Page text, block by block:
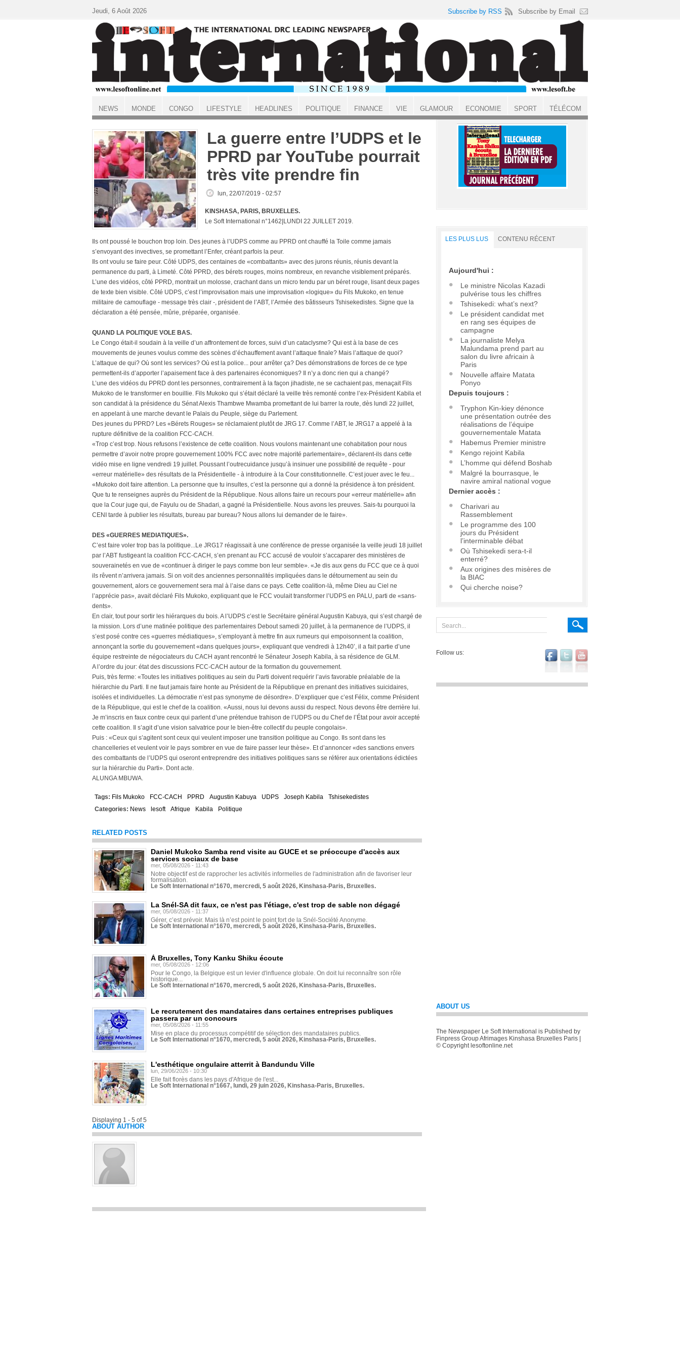
ACCUEIL
La guerre entre l’UDPS et le
PPRD par YouTube pourrait
très vite prendre fin
lun, 22/07/2019 - 02:57
KINSHASA, PARIS, BRUXELLES.
Le Soft International n°1462|LUNDI 22 JUILLET 2019.
Ils ont poussé le bouchon trop loin. Des jeunes à l’UDPS comme au PPRD ont chauffé la Toile comme jamais
s’envoyant des invectives, se promettant l’Enfer, créant parfois la peur.
Ils ont voulu se faire peur. Côté UDPS, des centaines de «combattants» avec des jurons réunis, réunis devant la
permanence du parti, à Limeté. Côté PPRD, des bérets rouges, moins nombreux, en revanche visiblement préparés.
L’une des vidéos, côté PPRD, montrait un molosse, crachant dans un micro tendu par un béret rouge, lisant deux pages
de texte bien visible. Côté UDPS, c’est l’improvisation mais une improvisation «logique» du Fils Mukoko, en tenue
militaire de camouflage - message très clair -, président de l’ABT, l’Armée des bâtisseurs Tshisekedistes. Signe que la
déclaration a été pensée, mûrie, préparée, organisée.
QUAND LA POLITIQUE VOLE BAS.
Le Congo était-il soudain à la veille d’un affrontement de forces, suivi d’un cataclysme? Qui est à la base de ces
mouvements de jeunes voulus comme des scènes d’échauffement avant l’attaque finale? Mais l’attaque de quoi?
L’attaque de qui? Où sont les services? Où est la police... pour arrêter ça? Des démonstrations de forces de ce type
permettent-ils d’apporter l’apaisement face à des partenaires économiques? Il n’y a donc rien qui a changé?
L’une des vidéos du PPRD dont les personnes, contrairement à la façon jihadiste, ne se cachaient pas, menaçait Fils
Mukoko de le transformer en bouillie. Fils Mukoko qui s’était déclaré la veille très remonté contre l’ex-Président Kabila et
son candidat à la présidence du Sénat Alexis Thambwe Mwamba promettant de lui barrer la route, dès lundi 22 juillet,
en appelant à une marche devant le Palais du Peuple, siège du Parlement.
Des jeunes du PPRD? Les «Bérets Rouges» se réclamaient plutôt de JRG 17. Comme l’ABT, le JRG17 a appelé à la
rupture définitive de la coalition FCC-CACH.
«Trop c’est trop. Nous refusons l’existence de cette coalition. Nous voulons maintenant une cohabitation pour nous
permettre d’avoir notre propre gouvernement 100% FCC avec notre majorité parlementaire», déclarent-ils dans cette
vidéo mise en ligne vendredi 19 juillet. Poussant l’outrecuidance jusqu’à insinuer une possibilité de requête - pour
«erreur matérielle» des résultats de la Présidentielle - à introduire à la Cour constitutionnelle. C’est jouer avec le feu...
«Mukoko doit faire attention. La personne que tu insultes, c’est la personne qui a donné la présidence à ton président.
Que tu te renseignes auprès du Président de la République. Nous allons faire un recours pour «erreur matérielle» afin
que la Cour juge qui, de Fayulu ou de Shadari, a gagné la Présidentielle. Nous avons les preuves. Sais-tu pourquoi la
CENI tarde à publier les résultats, bureau par bureau? Nous allons lui demander de le faire».
DES «GUERRES MEDIATIQUES».
C’est faire voler trop bas la politique...Le JRG17 réagissait à une conférence de presse organisée la veille jeudi 18 juillet
par l’ABT fustigeant la coalition FCC-CACH, s’en prenant au FCC accusé de vouloir s’accaparer des ministères de
souverainetés en vue de «continuer à diriger le pays comme bon leur semble». «Je dis aux gens du FCC que ce à quoi
ils rêvent n’arrivera jamais. Si on voit des anciennes personnalités impliquées dans le détournement au sein du
gouvernement, alors ce gouvernement sera mal à l’aise dans ce pays. Cette coalition-là, même Dieu au Ciel ne
l’apprécie pas», avait déclaré Fils Mukoko, expliquant que le FCC voulait transformer l’UDPS en PALU, parti de «sans-
dents».
En clair, tout pour sortir les hiérarques du bois. A l’UDPS c’est le Secrétaire général Augustin Kabuya, qui s’est chargé de
la mission. Lors d’une matinée politique des parlementaires Debout samedi 20 juillet, à la permanence de l’UDPS, il
s’est posé contre ces «guerres médiatiques», s’employant à mettre fin aux rumeurs qui empoisonnent la coalition,
annonçant la sortie du gouvernement «dans quelques jours», expliquant que vendredi à 12h40’, il a fait partie d’une
équipe restreinte de négociateurs du CACH ayant rencontré le Sénateur Joseph Kabila, à sa résidence de GLM.
A l’ordre du jour: état des discussions FCC-CACH autour de la formation du gouvernement.
Puis, très ferme: «Toutes les initiatives politiques au sein du Parti doivent requérir l’avis favorable préalable de la
hiérarchie du Parti. Il ne faut jamais faire honte au Président de la République en prenant des initiatives suicidaires,
isolées et individuelles. La démocratie n’est pas synonyme de désordre». D’expliquer que c’est Félix, comme Président
de la République, qui est le chef de la coalition. «Aussi, nous lui devons aussi du respect. Nous devons être derrière lui.
Je m’inscris en faux contre ceux qui parlent d’une prétendue trahison de l’UDPS ou du Chef de l’État pour avoir accepté
cette coalition. Il s’agit d’une vision salvatrice pour le bien-être collectif du peuple congolais».
Puis : «Ceux qui s’agitent sont ceux qui veulent imposer une transition politique au Congo. Ils sont dans les
chancelleries et veulent voir le pays sombrer en vue de faire passer leur thèse». Et d’annoncer «des sanctions envers
des combattants de l’UDPS qui oseront entreprendre des initiatives politiques sans se référer aux orientations édictées
sur la hiérarchie du Parti». Dont acte.
ALUNGA MBUWA.
Tags: Fils Mukoko FCC-CACH PPRD Augustin Kabuya UDPS Joseph Kabila
Tshisekedistes
Categories: News lesoft Afrique Kabila Politique
RELATED POSTS
Daniel Mukoko Samba rend visite au GUCE et se préoccupe d'accès aux
services sociaux de base
mer, 05/08/2026 - 11:43
Notre objectif est de rapprocher les activités informelles de l'administration afin de favoriser leur
formalisation.
Le Soft International n°1670, mercredi, 5 août 2026, Kinshasa-Paris, Bruxelles.
La Snél-SA dit faux, ce n'est pas l'étiage, c'est trop de sable non dégagé
mer, 05/08/2026 - 11:37
Gérer, c’est prévoir. Mais là n’est point le point fort de la Snél-Société Anonyme.
Le Soft International n°1670, mercredi, 5 août 2026, Kinshasa-Paris, Bruxelles.
À Bruxelles, Tony Kanku Shiku écoute
mer, 05/08/2026 - 12:06
Pour le Congo, la Belgique est un levier d'influence globale. On doit lui reconnaître son rôle
historique...
Le Soft International n°1670, mercredi, 5 août 2026, Kinshasa-Paris, Bruxelles.
Le recrutement des mandataires dans certaines entreprises publiques
passera par un concours
mer, 05/08/2026 - 11:55
Mise en place du processus compétitif de sélection des mandataires publics.
Le Soft International n°1670, mercredi, 5 août 2026, Kinshasa-Paris, Bruxelles.
L'esthétique ongulaire atterrit à Bandundu Ville
lun, 29/06/2026 - 10:30
Elle fait florès dans les pays d'Afrique de l'est...
Le Soft International n°1667, lundi, 29 juin 2026, Kinshasa-Paris, Bruxelles.
Displaying 1 - 5 of 5
ABOUT AUTHOR
LES PLUS LUS CONTENU RÉCENT
Aujourd'hui :
Le ministre Nicolas Kazadi
pulvérise tous les chiffres
Tshisekedi: what’s next?
Le président candidat met
en rang ses équipes de
campagne
La journaliste Melya
Malundama prend part au
salon du livre africain à
Paris
Nouvelle affaire Matata
Ponyo
Depuis toujours :
Tryphon Kin-kiey dénonce
une présentation outrée des
réalisations de l’équipe
gouvernementale Matata
Habemus Premier ministre
Kengo rejoint Kabila
L’homme qui défend Boshab
Malgré la bourrasque, le
navire amiral national vogue
Dernier accès :
Charivari au
Rassemblement
Le programme des 100
jours du Président
l’interminable débat
Où Tshisekedi sera-t-il
enterré?
Aux origines des misères de
la BIAC
Qui cherche noise?
Follow us:
ABOUT US
The Newspaper Le Soft International is Published by
Finpress Group Afrimages Kinshasa Bruxelles Paris |
© Copyright lesoftonline.net
Jeudi, 6 Août 2026 Subscribe by RSS Subscribe by Email
NEWS MONDE CONGO LIFESTYLE HEADLINES POLITIQUE FINANCE VIE GLAMOUR ECONOMIE SPORT TÉLÉCOM